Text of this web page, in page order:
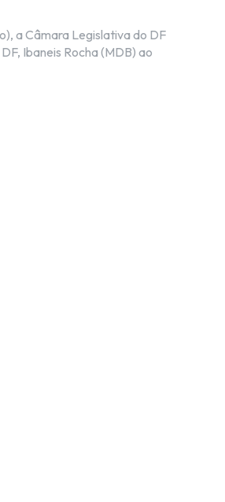
Ibaneis Rocha (MDB) ao